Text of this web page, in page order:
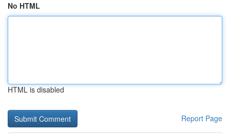
No HTML
HTML is disabled
Report Page